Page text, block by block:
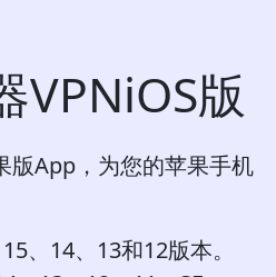
VPNiOS版
版App，为您的苹果手机
、14、13和12版本。